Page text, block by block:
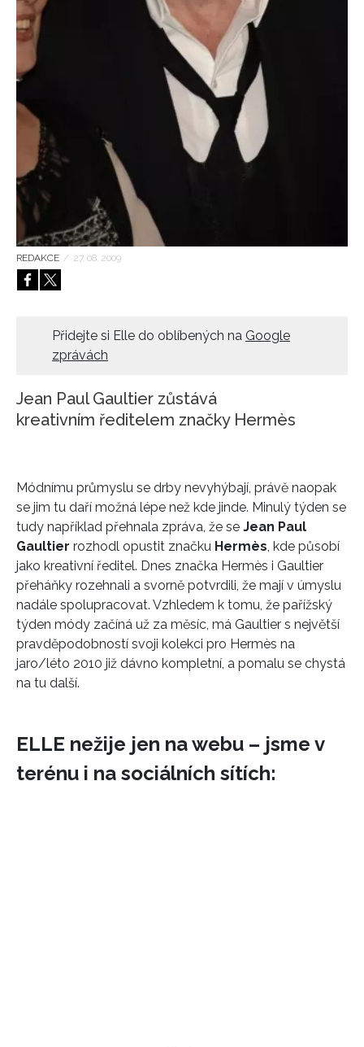
HOME
REDAKCE / 27. 08. 2009
Přidejte si Elle do oblíbených na Google
zprávách
Jean Paul Gaultier zůstává
kreativním ředitelem značky Hermès
Módnímu průmyslu se drby nevyhýbají, právě naopak
se jim tu daří možná lépe než kde jinde. Minulý týden se
tudy například přehnala zpráva, že se Jean Paul
Gaultier rozhodl opustit značku Hermès, kde působí
jako kreativní ředitel. Dnes značka Hermès i Gaultier
přeháňky rozehnali a svorně potvrdili, že mají v úmyslu
nadále spolupracovat. Vzhledem k tomu, že pařížský
týden módy začíná už za měsíc, má Gaultier s největší
pravděpodobností svoji kolekci pro Hermès na
jaro/léto 2010 již dávno kompletní, a pomalu se chystá
na tu další.
ELLE nežije jen na webu – jsme v
terénu i na sociálních sítích: